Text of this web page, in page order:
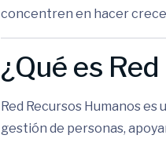
concentren en hacer
¿Qué es
Red Recursos Humanos
gestión de personas,